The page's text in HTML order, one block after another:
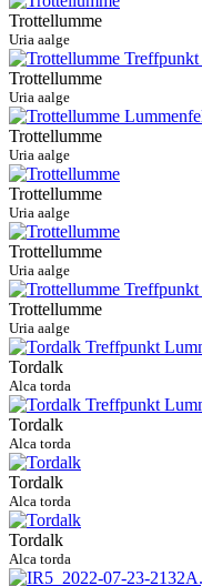
Trottellumme
Uria aalge
Trottellumme
Uria aalge
Trottellumme
Uria aalge
Trottellumme
Uria aalge
Trottellumme
Uria aalge
Trottellumme
Uria aalge
Tordalk
Alca torda
Tordalk
Alca torda
Tordalk
Alca torda
Tordalk
Alca torda